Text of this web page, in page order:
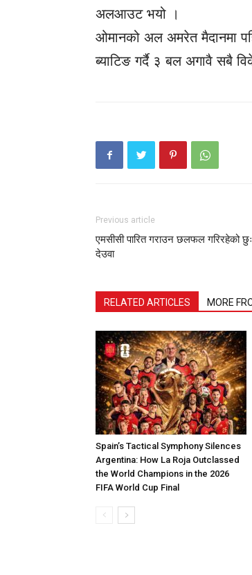
अलआउट भयो ।
ओमानको अल अमरेत मैदानमा
ब्याटिङ गर्दै ३ बल अगावै सबै
Previous article
एमसीसी पारित गराउन छलफल गरिरहेको
देउवा
RELATED ARTICLES MORE
Spain’s Tactical Symphony Silences
Argentina: How La Roja Outclassed
the World Champions in the 2026
FIFA World Cup Final